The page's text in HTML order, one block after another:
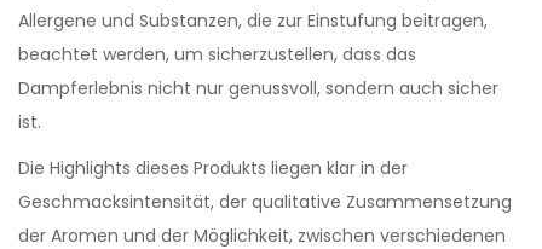
Allergene und Substanzen, die zur Einstufung beitragen,
beachtet werden, um sicherzustellen, dass das
Dampferlebnis nicht nur genussvoll, sondern auch sicher
ist.
Die Highlights dieses Produkts liegen klar in der
Geschmacksintensität, der qualitative Zusammensetzung
der Aromen und der Möglichkeit, zwischen verschiedenen